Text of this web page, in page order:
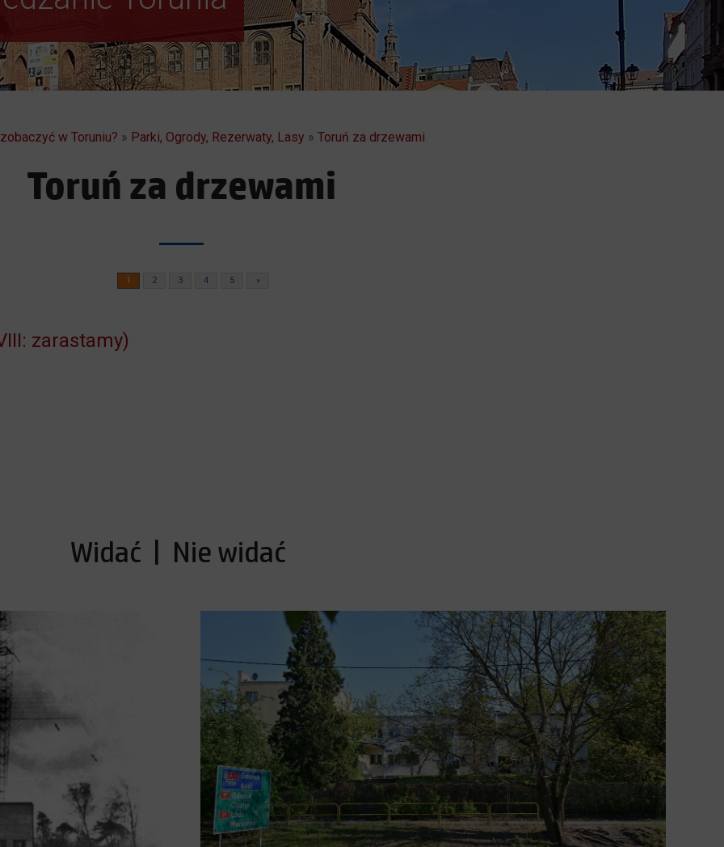
w Toruniu? » Parki, Ogrody, Rezerwaty, Lasy » Toruń za drzewami
Toruń za drzewami
1 2 3 4 5 »
zarastamy)
Widać | Nie widać